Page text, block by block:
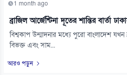
1 month ago
ব্রাজিল আর্জেন্টিনা দূতের শান্তির বার্তা
বিশ্বকাপ উন্মাদনার মধ্যে পুরো বাংলাদেশ যখন
বিভক্ত এবং সাম...
আরও পড়ুন